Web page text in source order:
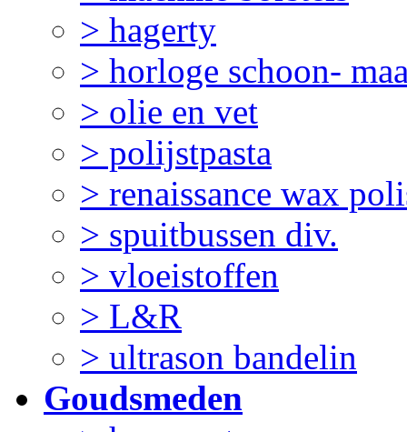
> hagerty
> horloge schoon-
> olie en vet
> polijstpasta
> renaissance wax
> spuitbussen div.
> vloeistoffen
> L&R
> ultrason bandelin
Goudsmeden